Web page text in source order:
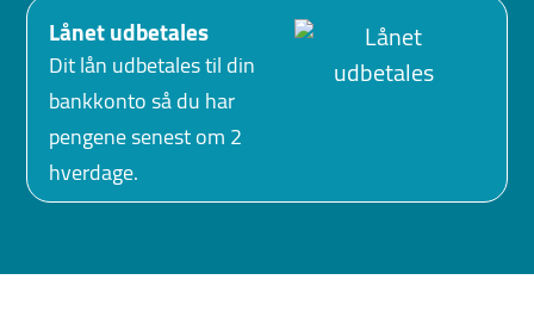
Lånet udbetales
Dit lån udbetales til din
bankkonto så du har
pengene senest om 2
hverdage.